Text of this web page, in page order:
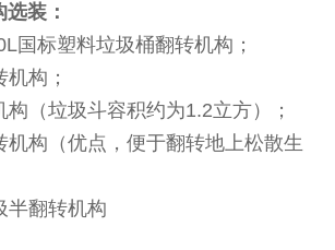
装：
国标塑料垃圾桶翻转机构；
构；
（垃圾斗容积约为1.2立方）；
机构（优点，便于翻转地上松散生
半翻转机构